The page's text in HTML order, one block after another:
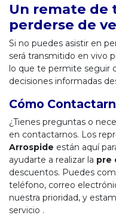
Un remate de
perderse de
Si no puedes asistir en
será transmitido en vivo
lo que te permite seguir
decisiones informadas
Cómo
¿Tienes preguntas o
en contactarnos. Los
Arrospide están aquí
ayudarte a realizar la pre
descuentos. Puedes
teléfono, correo
nuestra prioridad, y
servicio .